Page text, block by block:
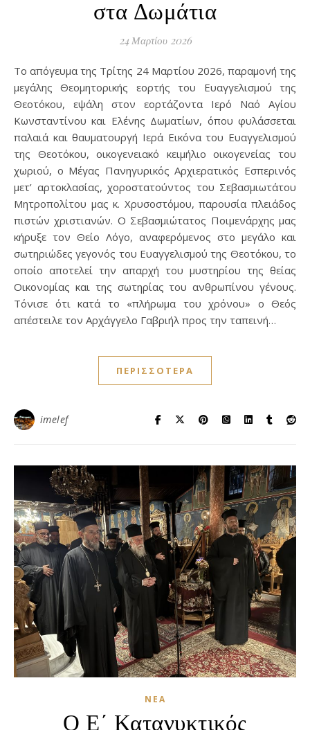
στα Δωμάτια
24 Μαρτίου 2026
Το απόγευμα της Τρίτης 24 Μαρτίου 2026, παραμονή της
μεγάλης Θεομητορικής εορτής του Ευαγγελισμού της
Θεοτόκου, εψάλη στον εορτάζοντα Ιερό Ναό Αγίου
Κωνσταντίνου και Ελένης Δωματίων, όπου φυλάσσεται
παλαιά και θαυματουργή Ιερά Εικόνα του Ευαγγελισμού
της Θεοτόκου, οικογενειακό κειμήλιο οικογενείας του
χωριού, ο Μέγας Πανηγυρικός Αρχιερατικός Εσπερινός
μετ’ αρτοκλασίας, χοροστατούντος του Σεβασμιωτάτου
Μητροπολίτου μας κ. Χρυσοστόμου, παρουσία πλειάδος
πιστών χριστιανών. Ο Σεβασμιώτατος Ποιμενάρχης μας
κήρυξε τον Θείο Λόγο, αναφερόμενος στο μεγάλο και
σωτηριώδες γεγονός του Ευαγγελισμού της Θεοτόκου, το
οποίο αποτελεί την απαρχή του μυστηρίου της θείας
Οικονομίας και της σωτηρίας του ανθρωπίνου γένους.
Τόνισε ότι κατά το «πλήρωμα του χρόνου» ο Θεός
απέστειλε τον Αρχάγγελο Γαβριήλ προς την ταπεινή…
ΠΕΡΙΣΣΌΤΕΡΑ
imelef
ΝΈΑ
Ο Ε΄ Κατανυκτικός